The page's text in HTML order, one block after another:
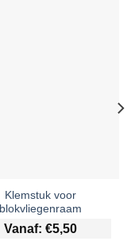
Klemstuk voor
blokvliegenraam
Vanaf: €5,50